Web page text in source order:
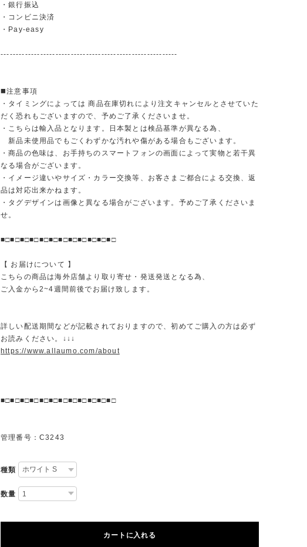
・銀行振込
・コンビニ決済
・Pay-easy
----------------------------------------------------------
◼️注意事項
・タイミングによっては 商品在庫切れにより注文キャンセルとさせていた
だく恐れもございますので、予めご了承くださいませ。
・こちらは輸入品となります。日本製とは検品基準が異なる為、
新品未使用品でもごくわずかな汚れや傷がある場合もございます。
・商品の色味は、お手持ちのスマートフォンの画面によって実物と若干異
なる場合がございます。
・イメージ違いやサイズ・カラー交換等、お客さまご都合による交換、返
品は対応出来かねます。
・タグデザインは画像と異なる場合がございます。予めご了承くださいま
せ。
■□■□■□■□■□■□■□■□■□■□■□■□
【 お届けについて 】
こちらの商品は海外店舗より取り寄せ・発送発送となる為、
ご入金から2~4週間前後でお届け致します。
詳しい配送期間などが記載されておりますので、初めてご購入の方は必ず
お読みください。↓↓↓
https://www.allaumo.com/about
■□■□■□■□■□■□■□■□■□■□■□■□
管理番号：C3243
種類
数量
カートに入れる